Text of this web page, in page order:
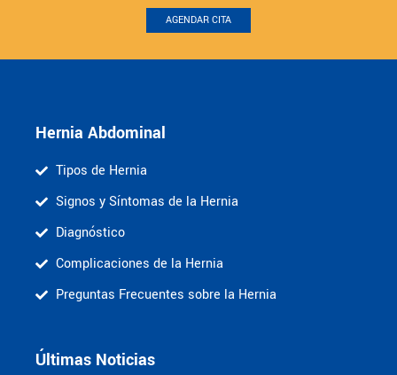
AGENDAR CITA
Hernia Abdominal
Tipos de Hernia
Signos y Síntomas de la Hernia
Diagnóstico
Complicaciones de la Hernia
Preguntas Frecuentes sobre la Hernia
Últimas Noticias